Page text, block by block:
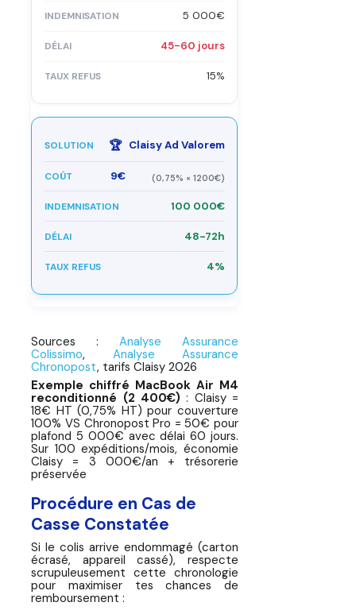
5 000€
45-60 jours
15%
🏆 Claisy Ad Valorem
9€ (0,75% × 1200€)
100 000€
48-72h
4%
Sources :Analyse Assurance
Colissimo, Analyse Assurance
Chronopost, tarifs Claisy 2026
Exemple chiffré MacBook Air M4
reconditionné (2 400€) : Claisy =
18€ HT (0,75% HT) pour couverture
100% VS Chronopost Pro = 50€ pour
plafond 5 000€ avec délai 60 jours.
Sur 100 expéditions/mois, économie
Claisy = 3 000€/an + trésorerie
préservée
Procédure en Cas de
Casse Constatée
Si le colis arrive endommagé (carton
écrasé, appareil cassé), respecte
scrupuleusement cette chronologie
pour maximiser tes chances de
remboursement :